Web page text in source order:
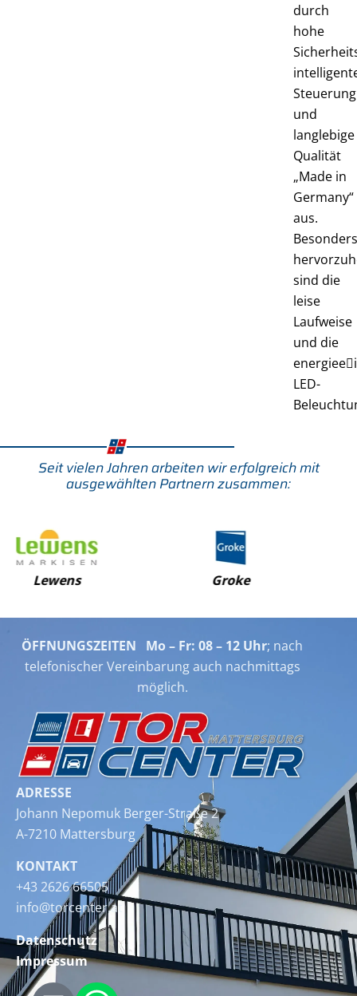
durch
hohe
Steuerung
und
langlebige
Qualität
„Made in
Germany“
aus.
sind die
leise
Laufweise
und die
LED-
Seit vielen Jahren arbeiten wir erfolgreich mit
ausgewählten Partnern zusammen:
ÖFFNUNGSZEITEN Mo – Fr: 08 – 12 Uhr; nach
telefonischer Vereinbarung auch nachmittags
möglich.
ADRESSE
Johann Nepomuk Berger-Straße 2
A-7210 Mattersburg
KONTAKT
+43 2626 66505
info@torcenter.at
Datenschutz
Impressum